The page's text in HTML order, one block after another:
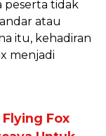
peserta tidak
atau
itu, kehadiran
menjadi
Fox